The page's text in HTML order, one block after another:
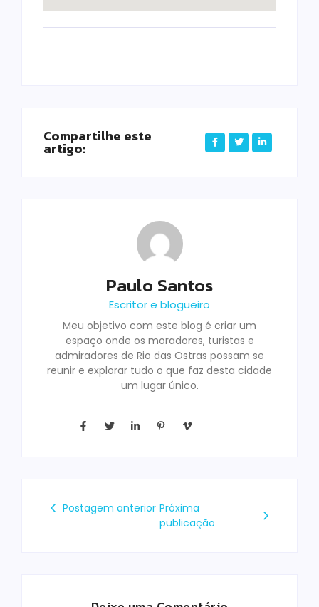
Compartilhe este
artigo:
Paulo Santos
Escritor e blogueiro
Meu objetivo com este blog é criar um
espaço onde os moradores, turistas e
admiradores de Rio das Ostras possam se
reunir e explorar tudo o que faz desta cidade
um lugar único.
Postagem anterior Próxima
publicação